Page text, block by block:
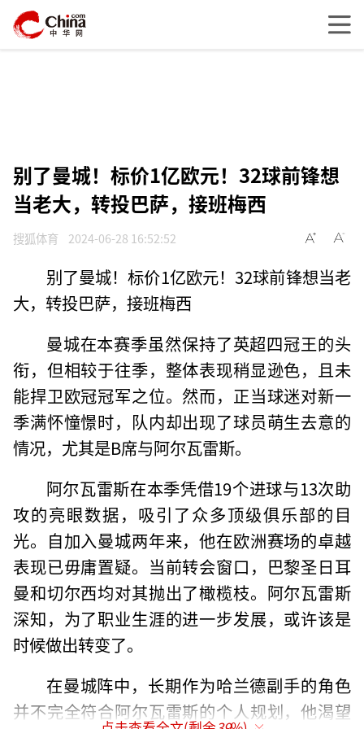
别了曼城！标价1亿欧元！32球前锋想
当老大，转投巴萨，接班梅西
搜狐体育 2024-06-28 16:52:52
别了曼城！标价1亿欧元！32球前锋想当老
大，转投巴萨，接班梅西
曼城在本赛季虽然保持了英超四冠王的头
衔，但相较于往季，整体表现稍显逊色，且未
能捍卫欧冠冠军之位。然而，正当球迷对新一
季满怀憧憬时，队内却出现了球员萌生去意的
情况，尤其是B席与阿尔瓦雷斯。
阿尔瓦雷斯在本季凭借19个进球与13次助
攻的亮眼数据，吸引了众多顶级俱乐部的目
光。自加入曼城两年来，他在欧洲赛场的卓越
表现已毋庸置疑。当前转会窗口，巴黎圣日耳
曼和切尔西均对其抛出了橄榄枝。阿尔瓦雷斯
深知，为了职业生涯的进一步发展，或许该是
时候做出转变了。
在曼城阵中，长期作为哈兰德副手的角色
并不完全符合阿尔瓦雷斯的个人规划，他渴望